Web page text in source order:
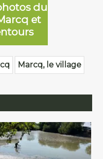
du
et
Marcq, le village